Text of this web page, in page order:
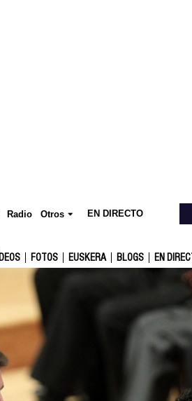
Radio Otros EN DIRECTO
FOTOS EUSKERA BLOGS EN